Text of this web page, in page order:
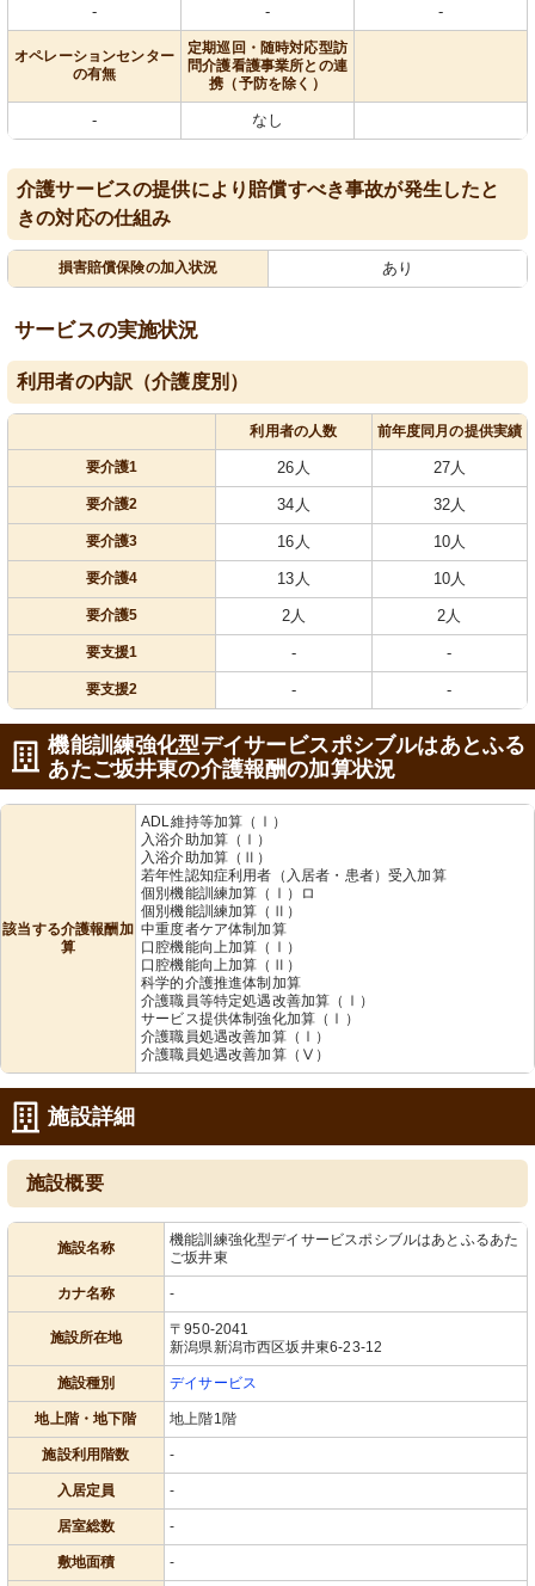
- - -
オペレーションセンター
の有無
定期巡回・随時対応型訪
問介護看護事業所との連
携（予防を除く）
- なし
介護サービスの提供により賠償すべき事故が発生したと
きの対応の仕組み
損害賠償保険の加入状況 あり
サービスの実施状況
利用者の内訳（介護度別）
利用者の人数 前年度同月の提供実績
要介護1 26人 27人
要介護2 34人 32人
要介護3 16人 10人
要介護4 13人 10人
要介護5 2人 2人
要支援1 - -
要支援2 - -
機能訓練強化型デイサービスポシブルはあとふる
あたご坂井東の介護報酬の加算状況
該当する介護報酬加
算
ADL維持等加算（Ⅰ）
入浴介助加算（Ⅰ）
入浴介助加算（Ⅱ）
若年性認知症利用者（入居者・患者）受入加算
個別機能訓練加算（Ⅰ）ロ
個別機能訓練加算（Ⅱ）
中重度者ケア体制加算
口腔機能向上加算（Ⅰ）
口腔機能向上加算（Ⅱ）
科学的介護推進体制加算
介護職員等特定処遇改善加算（Ⅰ）
サービス提供体制強化加算（Ⅰ）
介護職員処遇改善加算（Ⅰ）
介護職員処遇改善加算（Ⅴ）
施設詳細
施設概要
施設名称
機能訓練強化型デイサービスポシブルはあとふるあた
ご坂井東
カナ名称 -
施設所在地
〒950-2041
新潟県新潟市西区坂井東6-23-12
施設種別 デイサービス
地上階・地下階 地上階1階
施設利用階数 -
入居定員 -
居室総数 -
敷地面積 -